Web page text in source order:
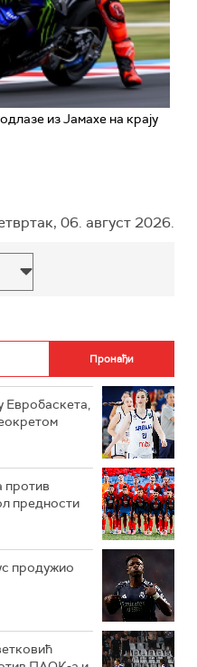
из Јамахе на крају
06. август 2026.
Евробаскета,
против
предности
продужио